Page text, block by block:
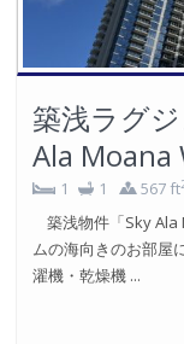
築浅ラグ
Ala Moana
1 1 567 ft
築浅物件「Sky Ala
ムの海向きのお部屋
濯機・乾燥機 ...